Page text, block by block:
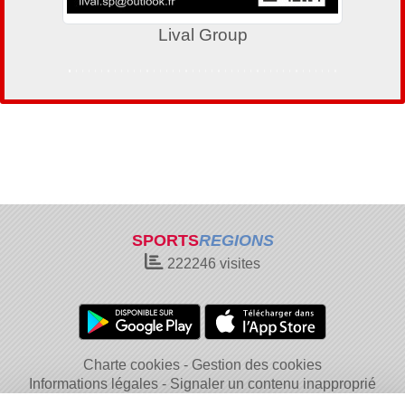
Lival Group
SPORTSREGIONS
222246 visites
Charte cookies
Gestion des cookies
Informations légales
Signaler un contenu inapproprié